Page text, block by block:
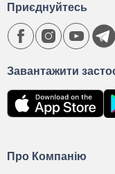
Про Компанію
Завантажити
Приєднуйтесь